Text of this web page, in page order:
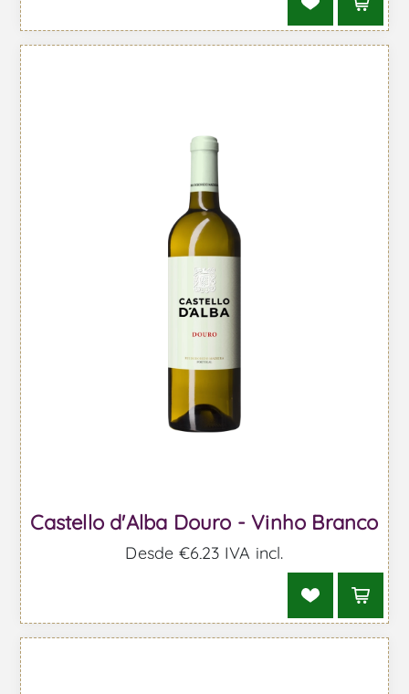
Castello d'Alba Douro - Vinho Branco
Desde €6,23 IVA incl.